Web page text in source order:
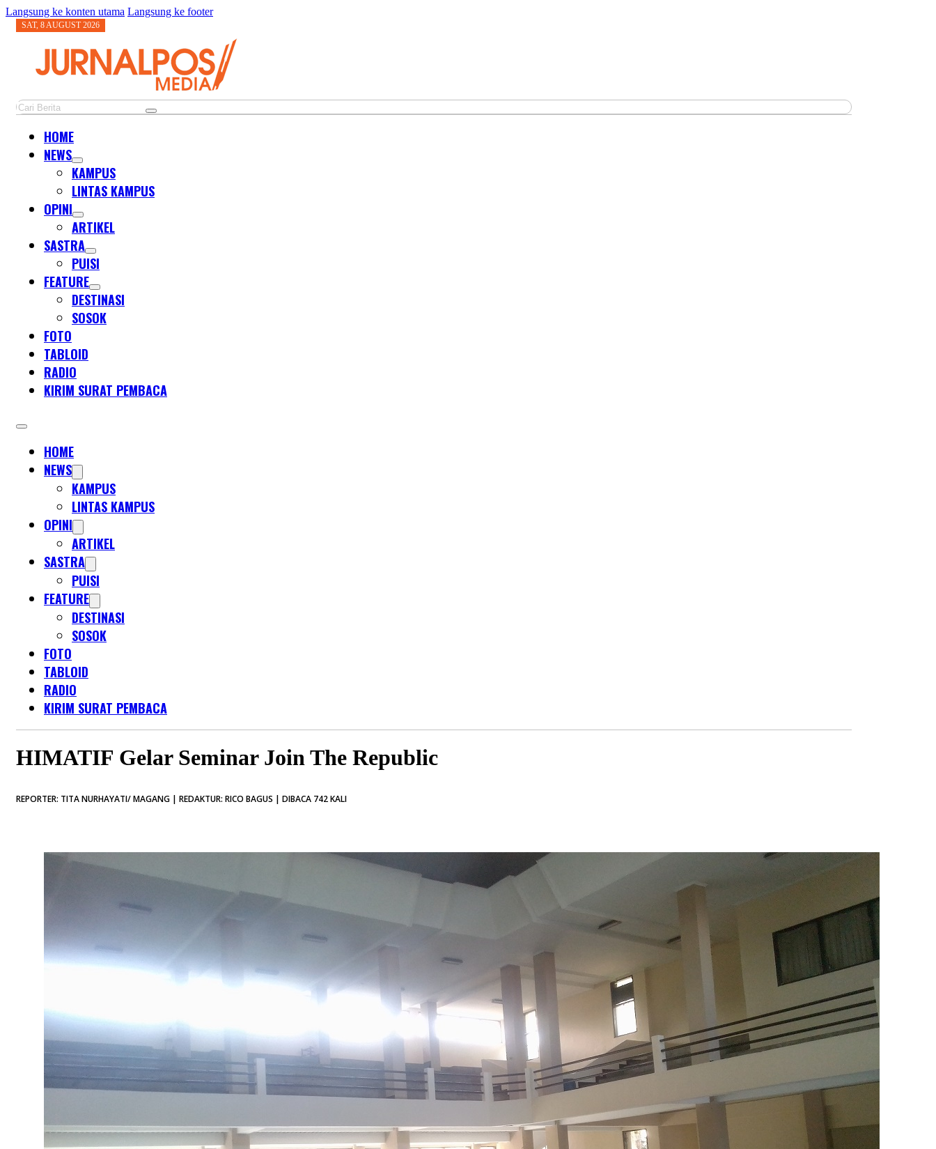
Langsung ke konten utama Langsung ke footer
SAT, 8 AUGUST 2026
Cari
HOME
NEWS
KAMPUS
LINTAS KAMPUS
OPINI
ARTIKEL
SASTRA
PUISI
FEATURE
DESTINASI
SOSOK
FOTO
TABLOID
RADIO
KIRIM SURAT PEMBACA
HOME
NEWS
KAMPUS
LINTAS KAMPUS
OPINI
ARTIKEL
SASTRA
PUISI
FEATURE
DESTINASI
SOSOK
FOTO
TABLOID
RADIO
KIRIM SURAT PEMBACA
HIMATIF Gelar Seminar Join The Republic
REPORTER: TITA NURHAYATI/ MAGANG | REDAKTUR: RICO BAGUS | DIBACA 742 KALI